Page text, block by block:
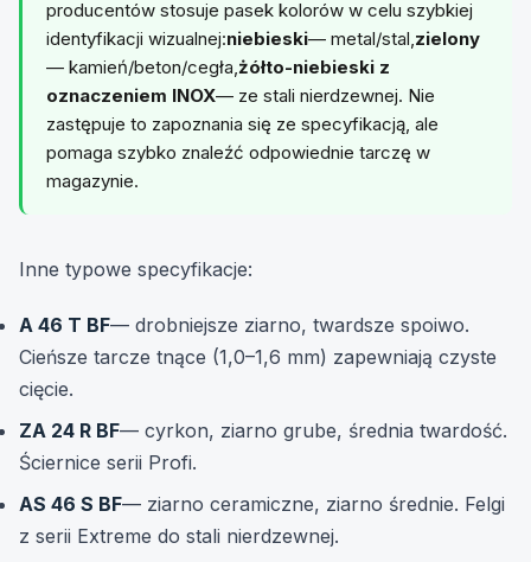
producentów stosuje pasek kolorów w celu szybkiej
identyfikacji wizualnej:niebieski— metal/stal,zielony
— kamień/beton/cegła,żółto-niebieski z
oznaczeniem INOX— ze stali nierdzewnej. Nie
zastępuje to zapoznania się ze specyfikacją, ale
pomaga szybko znaleźć odpowiednie tarczę w
magazynie.
Inne typowe specyfikacje:
A 46 T BF— drobniejsze ziarno, twardsze spoiwo.
Cieńsze tarcze tnące (1,0–1,6 mm) zapewniają czyste
cięcie.
ZA 24 R BF— cyrkon, ziarno grube, średnia twardość.
Ściernice serii Profi.
AS 46 S BF— ziarno ceramiczne, ziarno średnie. Felgi
z serii Extreme do stali nierdzewnej.